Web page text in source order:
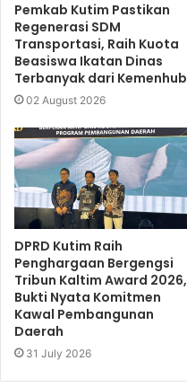
Pemkab Kutim Pastikan
Regenerasi SDM
Transportasi, Raih Kuota
Beasiswa Ikatan Dinas
Terbanyak dari Kemenhub
02 August 2026
DPRD Kutim Raih
Penghargaan Bergengsi
Tribun Kaltim Award 2026,
Bukti Nyata Komitmen
Kawal Pembangunan
Daerah
31 July 2026